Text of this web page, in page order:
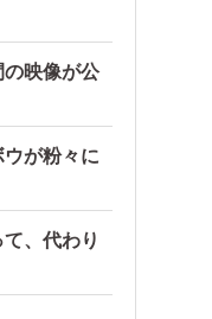
の映像が公
が粉々に
、代わり